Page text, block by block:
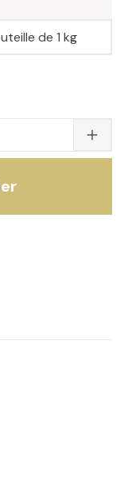
de 1 kg
la valeur